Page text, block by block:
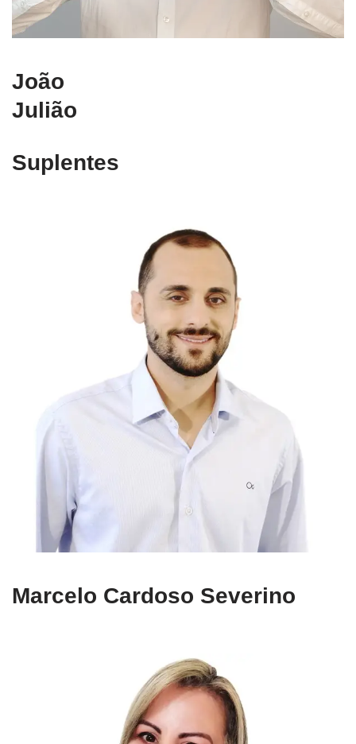
João
Julião
Suplentes
Marcelo Cardoso Severino